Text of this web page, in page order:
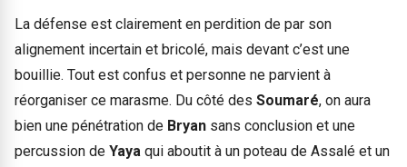
La défense est clairement en perdition de par son
alignement incertain et bricolé, mais devant c’est une
bouillie. Tout est confus et personne ne parvient à
réorganiser ce marasme. Du côté des Soumaré, on aura
bien une pénétration de Bryan sans conclusion et une
percussion de Yaya qui aboutit à un poteau de Assalé et un